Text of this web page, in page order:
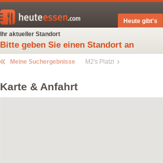
Heute gibt's
Ihr aktueller Standort
Bitte geben Sie einen Standort an
Meine Suchergebnisse M2's Platzl
Karte & Anfahrt